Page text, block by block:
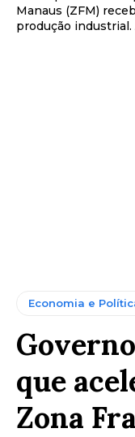
Manaus (ZFM)
produção industrial.
Economia e
que
Zona